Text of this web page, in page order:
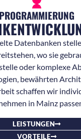
PROGRAMMIERUNG
Datenbanken
wo sie
oder komplexe
bewährten
schaffen wir
in Mainz
LEISTUNGEN
VORTEILE